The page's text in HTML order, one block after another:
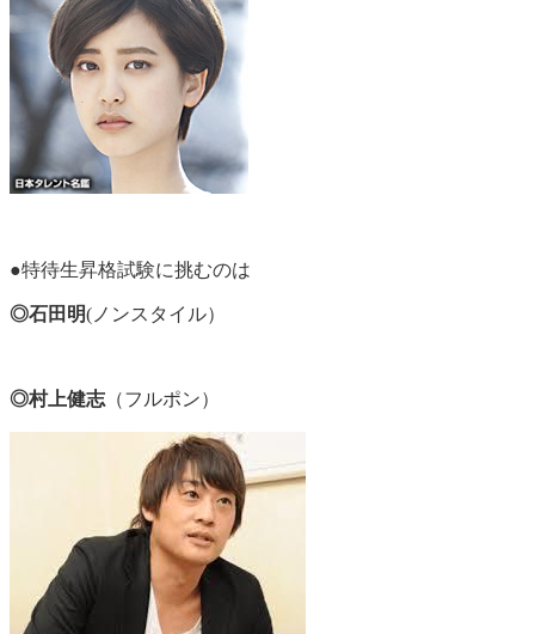
●特待生昇格試験に挑むのは
◎石田明(ノンスタイル）
◎村上健志 （フルポン）